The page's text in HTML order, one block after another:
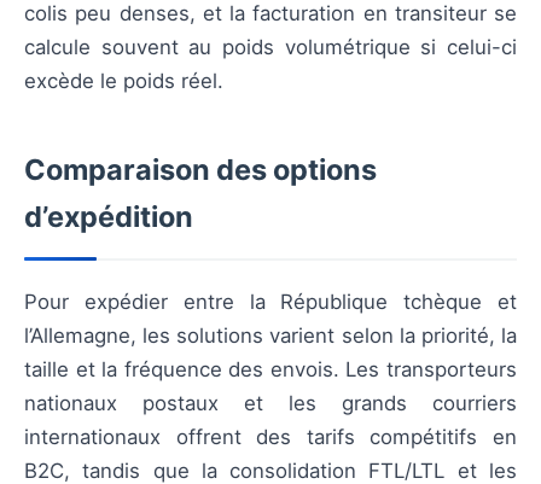
colis peu denses, et la facturation en transiteur se
calcule souvent au poids volumétrique si celui-ci
excède le poids réel.
Comparaison des options
d’expédition
Pour expédier entre la République tchèque et
l’Allemagne, les solutions varient selon la priorité, la
taille et la fréquence des envois. Les transporteurs
nationaux postaux et les grands courriers
internationaux offrent des tarifs compétitifs en
B2C, tandis que la consolidation FTL/LTL et les